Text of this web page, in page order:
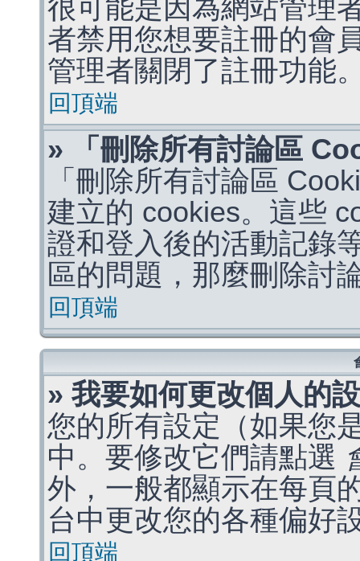
很可能是因為網站管理
者禁用您想要註冊的會
管理者關閉了註冊功能
回頂端
» 「刪除所有討論區
「刪除所有討論區
建立的 cookies。這些
證和登入後的活動記錄
區的問題，那麼刪除討
回頂端
» 我要如何更改個人的
您的所有設定（如果您
中。要修改它們請點選
外，一般都顯示在每頁
台中更改您的各種偏好
回頂端